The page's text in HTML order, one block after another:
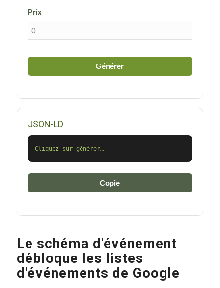
Prix
Générer
JSON-LD
Cliquez sur générer…
Copie
Le schéma d'événement
débloque les listes
d'événements de Google